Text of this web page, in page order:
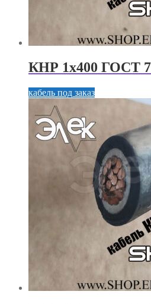
КНР 1х400 ГОСТ
кабель под заказ